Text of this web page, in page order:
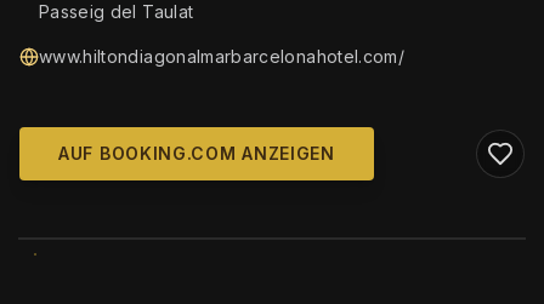
Passeig del Taulat
www.hiltondiagonalmarbarcelonahotel.com/
AUF BOOKING.COM ANZEIGEN